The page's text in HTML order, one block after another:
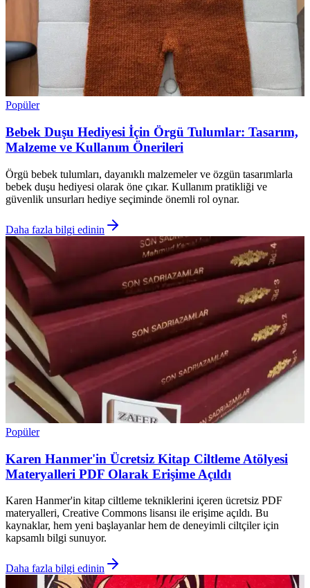
Popüler
Bebek Duşu Hediyesi İçin Örgü Tulumlar: Tasarım,
Malzeme ve Kullanım Önerileri
Örgü bebek tulumları, dayanıklı malzemeler ve özgün tasarımlarla
bebek duşu hediyesi olarak öne çıkar. Kullanım pratikliği ve
güvenlik unsurları hediye seçiminde önemli rol oynar.
Daha fazla bilgi edinin
Popüler
Karen Hanmer'in Ücretsiz Kitap Ciltleme Atölyesi
Materyalleri PDF Olarak Erişime Açıldı
Karen Hanmer'in kitap ciltleme tekniklerini içeren ücretsiz PDF
materyalleri, Creative Commons lisansı ile erişime açıldı. Bu
kaynaklar, hem yeni başlayanlar hem de deneyimli ciltçiler için
kapsamlı bilgi sunuyor.
Daha fazla bilgi edinin